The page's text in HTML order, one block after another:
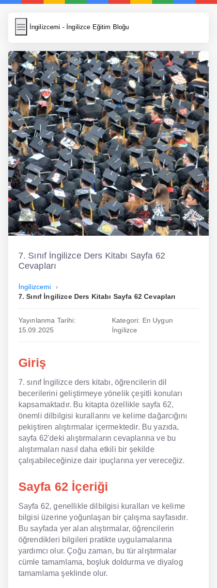
İngilizcemi - İngilizce Eğitim Bloğu
İngilizcemi
Resim Yükle
Wordpress Cache
Anasayfa
İngilizce Yemek Tarifleri
İngilizce Şarkı Sözleri
5 Günde İngilizce
Bilinçaltı İngilizce
İngilizce Biyografiler
İngilizce
Dil Eğitimi
Dil Kursu
En Hızlı İngilizce
En Ucuz İngilizce
Hızlı İngilizce
İngilizce Kursu Yorum
İngilizce Kursu
NLP İngilizce
Sözlük
Tavsiyeler
Gizlilik Politikası
Bize Ulaşın
7. Sınıf İngilizce Ders Kitabı Sayfa 62
Cevapları
İngilizcemi
7. Sınıf İngilizce Ders Kitabı Sayfa 62 Cevapları
Yayınlanma Tarihi:
15.09.2025
Kategori: En Uygun
İngilizce
Giriş
7. sınıf İngilizce ders kitabı, öğrencilerin dil
becerilerini geliştirmeye yönelik çeşitli konuları
kapsamaktadır. Bu kitapta özellikle sayfa 62,
önemli dilbilgisi kurallarını ve kelime dağarcığını
pekiştiren alıştırmalar içermektedir. Bu yazıda,
sayfa 62'deki alıştırmaların cevaplarına ve bu
alıştırmaları nasıl daha etkili bir şekilde
çalışabileceğinize dair ipuçlarına yer vereceğiz.
Sayfa 62 İçeriği
Sayfa 62, genellikle dilbilgisi kuralları ve kelime
bilgisi üzerine yoğunlaşan bir çalışma sayfasıdır.
Bu sayfada yer alan alıştırmalar, öğrencilerin
öğrendikleri bilgileri pratikte uygulamalarına
yardımcı olur. Çoğu zaman, bu tür alıştırmalar
cümle tamamlama, boşluk doldurma ve diyalog
tamamlama şeklinde olur.